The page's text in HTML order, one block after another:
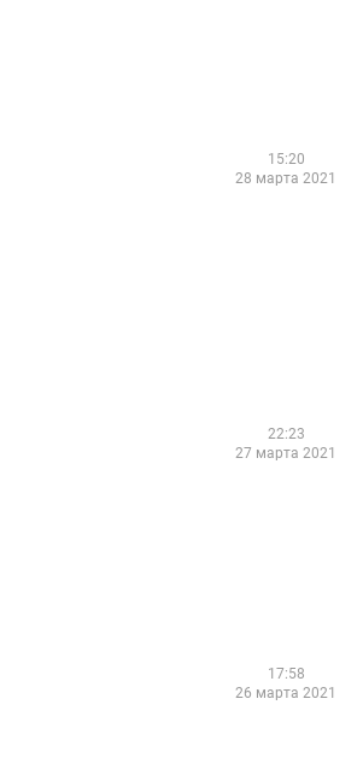
15:20
28 марта 2021
22:23
27 марта 2021
17:58
26 марта 2021